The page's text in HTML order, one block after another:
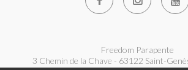
Freedom Parapente
3 Chemin de la Chave - 63122 Saint-